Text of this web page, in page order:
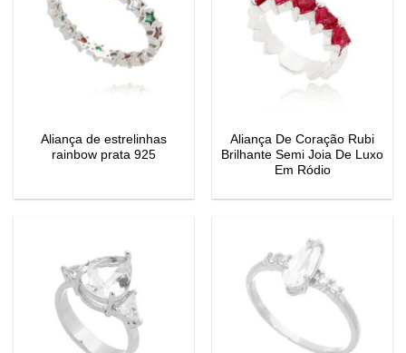
Aliança de estrelinhas
rainbow prata 925
Aliança De Coração Rubi
Brilhante Semi Joia De Luxo
Em Ródio